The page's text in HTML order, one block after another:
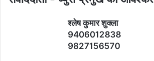
श्‍लेष कुमार शुक्‍ला
9406012838
9827156570